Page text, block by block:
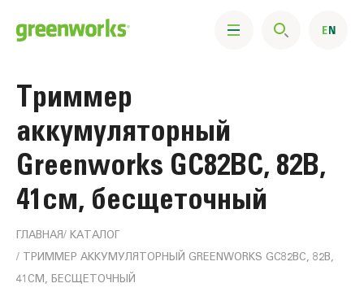
Триммер
аккумуляторный
Greenworks GC82BC, 82В,
41см, бесщеточный
ГЛАВНАЯ КАТАЛОГ
ТРИММЕР АККУМУЛЯТОРНЫЙ GREENWORKS GC82BC, 82В,
41СМ, БЕСЩЕТОЧНЫЙ